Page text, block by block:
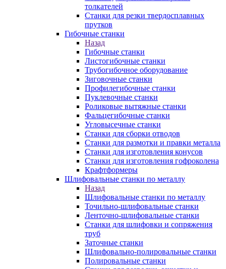
толкателей
Станки для резки твердосплавных
прутков
Гибочные станки
Назад
Гибочные станки
Листогибочные станки
Трубогибочное оборудование
Зиговочные станки
Профилегибочные станки
Пуклевочные станки
Роликовые вытяжные станки
Фальцегибочные станки
Угловысечные станки
Станки для сборки отводов
Станки для размотки и правки металла
Станки для изготовления конусов
Станки для изготовления гофроколена
Крафтформеры
Шлифовальные станки по металлу
Назад
Шлифовальные станки по металлу
Точильно-шлифовальные станки
Ленточно-шлифовальные станки
Станки для шлифовки и сопряжения
труб
Заточные станки
Шлифовально-полировальные станки
Полировальные станки